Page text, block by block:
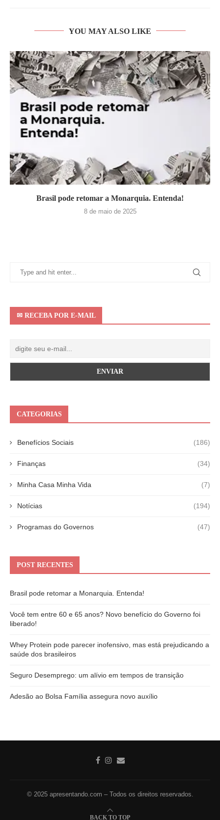
YOU MAY ALSO LIKE
Brasil pode retomar a Monarquia. Entenda!
8 de maio de 2025
✉ RECEBA POR E-MAIL
CATEGORIAS
Benefícios Sociais (186)
Finanças (34)
Minha Casa Minha Vida (7)
Notícias (194)
Programas do Governos (47)
POST RECENTES
Brasil pode retomar a Monarquia. Entenda!
Você tem entre 60 e 65 anos? Novo benefício do Governo foi
liberado!
Whey Protein pode parecer inofensivo, mas está prejudicando a
saúde dos brasileiros
Seguro Desemprego: um alívio em tempos de transição
Adesão ao Bolsa Família assegura novo auxílio
© 2025 apresentando.com – Todos os direitos reservados.
BACK TO TOP